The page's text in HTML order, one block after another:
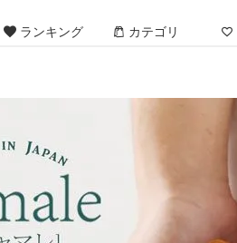
ランキング カテゴリ